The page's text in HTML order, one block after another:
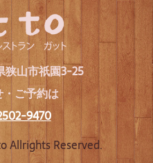
狭山市祇園3-25
ご予約は
9470
Allrights Reserved.